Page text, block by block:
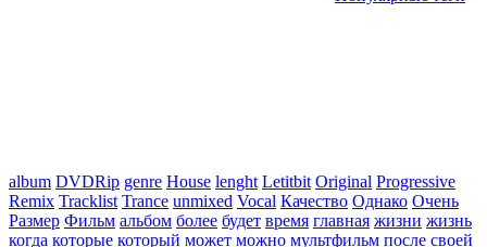
album DVDRip genre House lenght Letitbit Original Progressive
Remix Tracklist Trance unmixed Vocal Качество Однако Очень
Размер Фильм альбом более будет время главная жизни жизнь
когда которые который может можно мультфильм после своей